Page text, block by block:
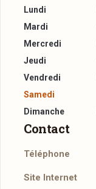
Lundi
Mardi
Mercredi
Jeudi
Vendredi
Samedi
Dimanche
Contact
Téléphone
Site Internet